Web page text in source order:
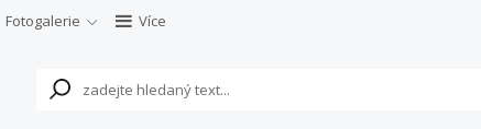
Fotogalerie Více